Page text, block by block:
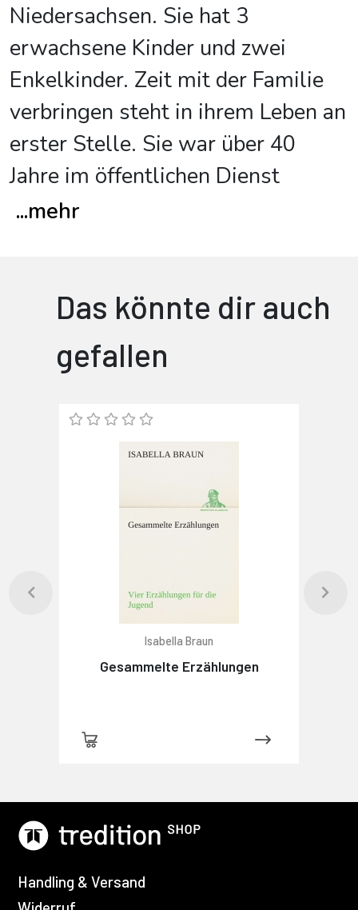
Niedersachsen. Sie hat 3
erwachsene Kinder und zwei
Enkelkinder. Zeit mit der Familie
verbringen steht in ihrem Leben an
erster Stelle. Sie war über 40
Jahre im öffentlichen Dienst
...mehr
Das könnte dir auch
gefallen
Isabella Braun
Gesammelte Erzählungen
Handling & Versand